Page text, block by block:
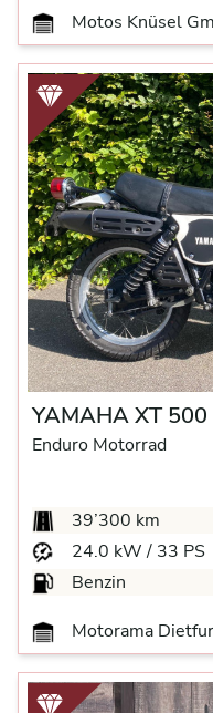
Motos Knüsel
YAMAHA XT 500
Enduro Motorrad
39’300 km
24.0 kW / 33 PS
Benzin
Motorama